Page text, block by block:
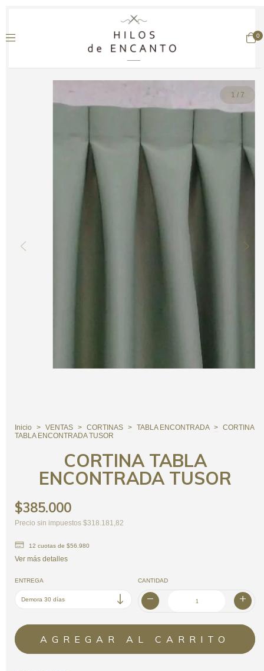
0
1 / 7
Inicio > VENTAS > CORTINAS > TABLA ENCONTRADA > CORTINA
TABLA ENCONTRADA TUSOR
CORTINA TABLA
ENCONTRADA TUSOR
$385.000
Precio sin impuestos $318.181,82
12 cuotas de $56.980
Ver más detalles
ENTREGA CANTIDAD